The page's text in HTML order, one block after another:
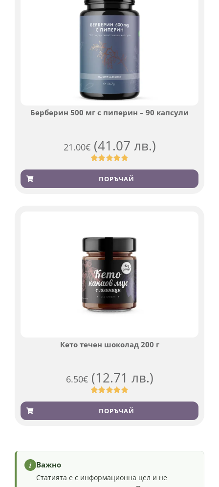
Берберин 500 мг с пиперин – 90 капсули
21.00€ (41.07 лв.)
Оценен
4.84 от 5,
369
ПОРЪЧАЙ
Кето течен шоколад 200 г
6.50€ (12.71 лв.)
Оценен
4.91 от 5,
501
ПОРЪЧАЙ
i Важно
Статията е с информационна цел и не